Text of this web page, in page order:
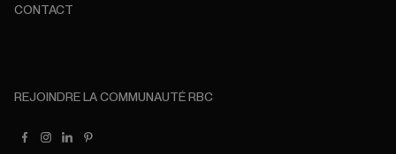
CONTACT
REJOINDRE LA COMMUNAUTÉ RBC